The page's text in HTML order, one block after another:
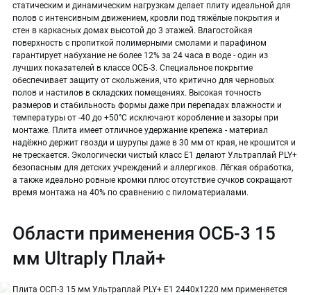
статическим и динамическим нагрузкам делает плиту идеальной для
полов с интенсивным движением, кровли под тяжёлые покрытия и
стен в каркасных домах высотой до 3 этажей. Влагостойкая
поверхность с пропиткой полимерными смолами и парафином
гарантирует набухание не более 12% за 24 часа в воде - один из
лучших показателей в классе ОСБ-3. Специальное покрытие
обеспечивает защиту от скольжения, что критично для черновых
полов и настилов в складских помещениях. Высокая точность
размеров и стабильность формы даже при перепадах влажности и
температуры от -40 до +50°C исключают коробление и зазоры при
монтаже. Плита имеет отличное удержание крепежа - материал
надёжно держит гвозди и шурупы даже в 30 мм от края, не крошится и
не трескается. Экологически чистый класс E1 делают Ультраплай PLY+
безопасным для детских учреждений и аллергиков. Лёгкая обработка,
а также идеально ровные кромки плюс отсутствие сучков сокращают
время монтажа на 40% по сравнению с пиломатериалами.
Области применения ОСБ-3 15
мм Ultraply Плай+
Плита ОСП-3 15 мм Ультраплай PLY+ E1 2440х1220 мм применяется